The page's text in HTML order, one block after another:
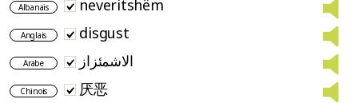
Albanais neveritshëm
Anglais disgust
Arabe الاشمئزاز
Chinois 厌恶